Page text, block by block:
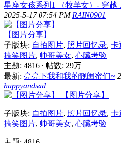
星座女孩系列1 （牧羊女）- 穿越
2025-5-17 07:54 PM RAIN0901
【图片分享】
子版块: 自拍图片, 照片回忆录, 卡
搞笑图片, 帅哥美女, 心臟考验
主题: 4816 · 帖数: 29万
最新: 亮亮下我和我的靓闺蜜们~
happyandsad
【图片分享】
子版块: 自拍图片, 照片回忆录, 卡
搞笑图片, 帅哥美女, 心臟考验